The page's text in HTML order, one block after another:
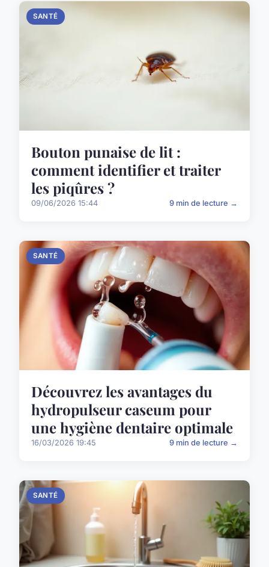
SANTÉ
Bouton punaise de lit :
comment identifier et traiter
les piqûres ?
09/06/2026 15:44 9 min de lecture →
SANTÉ
Découvrez les avantages du
hydropulseur caseum pour
une hygiène dentaire optimale
16/03/2026 19:45 9 min de lecture →
SANTÉ